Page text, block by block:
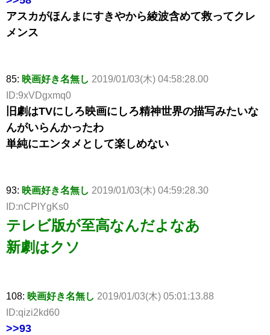
アスカがほんまにすきやから綾波含めて救ってクレ
メンス
85: 映画好き名無し 2019/01/03(木) 04:58:28.00
ID:9xVDgxmq0
旧劇はTVにしろ映画にしろ精神世界の描写みたいな
んがいらんかったわ
単純にエンタメとして楽しめない
93: 映画好き名無し 2019/01/03(木) 04:59:28.30
ID:nCPlYgKs0
テレビ版が至高なんだよなあ
新劇はクソ
108: 映画好き名無し 2019/01/03(木) 05:01:13.88
ID:qizi2kd60
>>93